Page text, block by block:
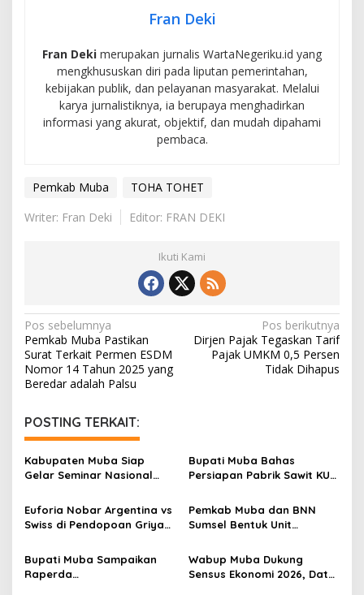
Fran Deki
Fran Deki merupakan jurnalis WartaNegeriku.id yang
mengkhususkan diri pada liputan pemerintahan,
kebijakan publik, dan pelayanan masyarakat. Melalui
karya jurnalistiknya, ia berupaya menghadirkan
informasi yang akurat, objektif, dan mudah dipahami
pembaca.
Pemkab Muba
TOHA TOHET
Writer: Fran Deki
Editor: FRAN DEKI
Ikuti Kami
N
a
v
i
g
a
s
i
p
o
s
Pos sebelumnya
Pemkab Muba Pastikan
Surat Terkait Permen ESDM
Nomor 14 Tahun 2025 yang
Beredar adalah Palsu
Pos berikutnya
Dirjen Pajak Tegaskan Tarif
Pajak UMKM 0,5 Persen
Tidak Dihapus
POSTING TERKAIT:
Kabupaten Muba Siap
Gelar Seminar Nasional
Bupati Muba Bahas
Persiapan Pabrik Sawit KUD
Euforia Nobar Argentina vs
Swiss di Pendopoan Griya
Warga Sekayu Antusias
Pemkab Muba dan BNN
Sumsel Bentuk Unit
Bupati Muba Sampaikan
Raperda
Wabup Muba Dukung
Sensus Ekonomi 2026, Data